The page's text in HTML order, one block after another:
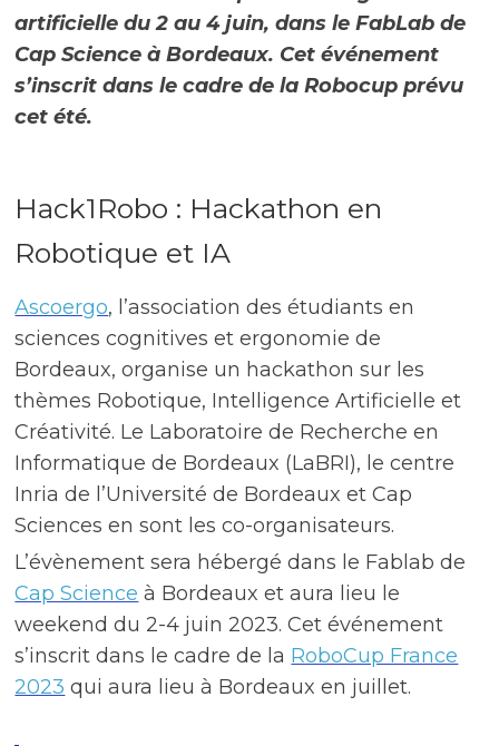
artificielle du 2 au 4 juin, dans le FabLab de
Cap Science à Bordeaux. Cet événement
s’inscrit dans le cadre de la Robocup prévu
cet été.
Hack1Robo : Hackathon en
Robotique et IA
Ascoergo, l’association des étudiants en
sciences cognitives et ergonomie de
Bordeaux, organise un hackathon sur les
thèmes Robotique, Intelligence Artificielle et
Créativité. Le Laboratoire de Recherche en
Informatique de Bordeaux (LaBRI), le centre
Inria de l’Université de Bordeaux et Cap
Sciences en sont les co-organisateurs.
L’évènement sera hébergé dans le Fablab de
Cap Science à Bordeaux et aura lieu le
weekend du 2-4 juin 2023. Cet événement
s’inscrit dans le cadre de la RoboCup France
2023 qui aura lieu à Bordeaux en juillet.